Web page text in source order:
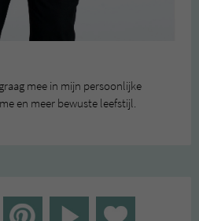
mee in mijn persoonlijke
en meer bewuste leefstijl.